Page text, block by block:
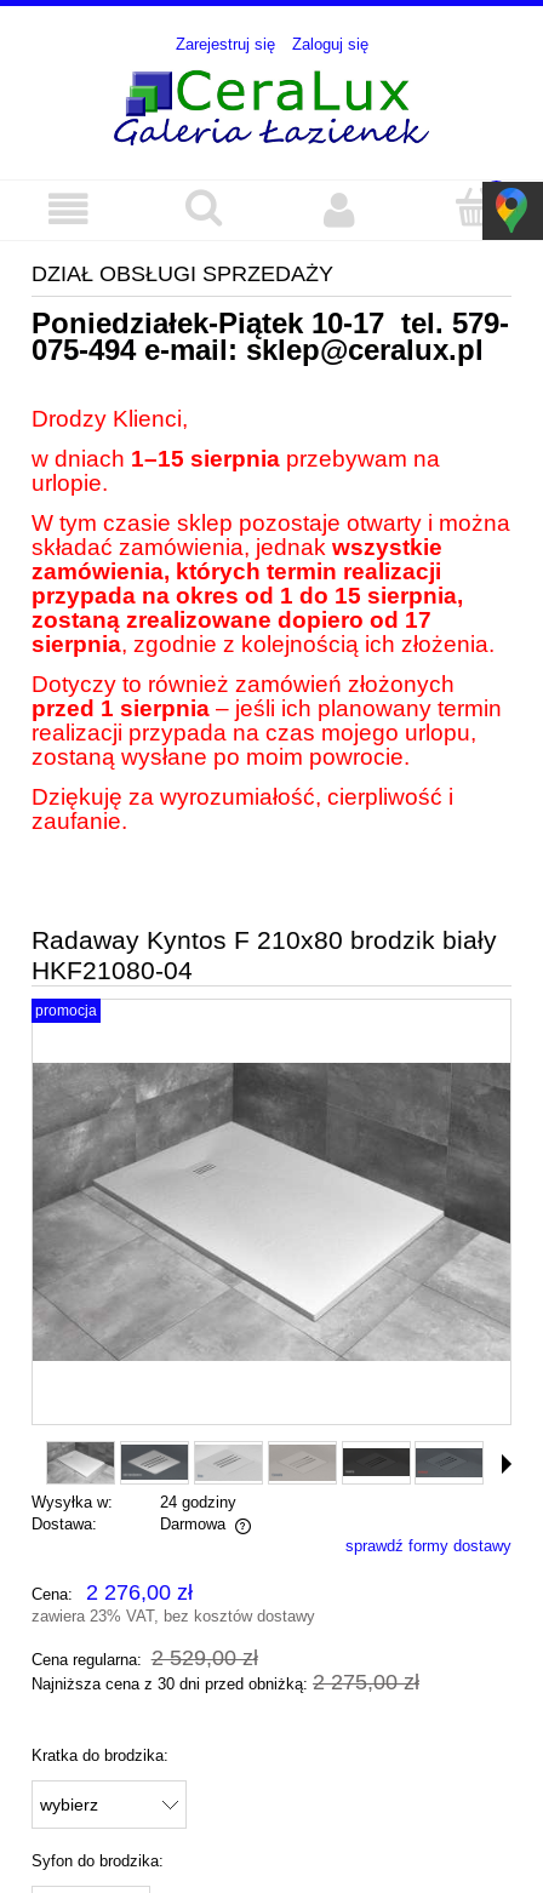
Zarejestruj się Zaloguj się
DZIAŁ OBSŁUGI SPRZEDAŻY
Poniedziałek-Piątek 10-17 tel. 579-
075-494e-mail: sklep@ceralux.pl
Drodzy Klienci,
w dniach 1–15 sierpnia przebywam na
urlopie.
W tym czasie sklep pozostaje otwarty i można
składać zamówienia, jednak wszystkie
zamówienia, których termin realizacji
przypada na okres od 1 do 15 sierpnia,
zostaną zrealizowane dopiero od 17
sierpnia, zgodnie z kolejnością ich złożenia.
Dotyczy to również zamówień złożonych
przed 1 sierpnia – jeśli ich planowany termin
realizacji przypada na czas mojego urlopu,
zostaną wysłane po moim powrocie.
Dziękuję za wyrozumiałość, cierpliwość i
zaufanie.
Radaway Kyntos F 210x80 brodzik biały
HKF21080-04
promocja
Wysyłka w:
24 godziny
Dostawa:
Darmowa
Cena nie zawiera ewentualnych kosztów płatnościsprawdź formy dostawy
Cena: 2 276,00 zł
zawiera 23% VAT, bez kosztów dostawy
Cena regularna: 2 529,00 zł
Najniższa cena z 30 dni przed obniżką: 2 275,00 zł
Kratka do brodzika:
Syfon do brodzika: